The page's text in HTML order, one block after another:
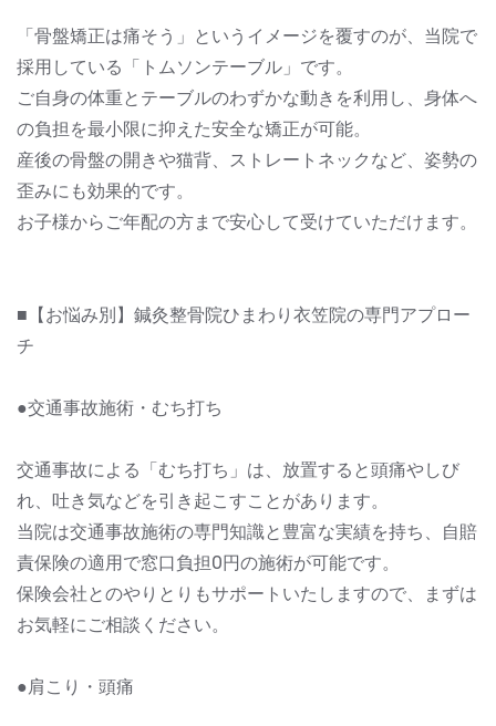
「骨盤矯正は痛そう」というイメージを覆すのが、当院で
採用している「トムソンテーブル」です。
ご自身の体重とテーブルのわずかな動きを利用し、身体へ
の負担を最小限に抑えた安全な矯正が可能。
産後の骨盤の開きや猫背、ストレートネックなど、姿勢の
歪みにも効果的です。
お子様からご年配の方まで安心して受けていただけます。
■【お悩み別】鍼灸整骨院ひまわり衣笠院の専門アプロー
チ
●交通事故施術・むち打ち
交通事故による「むち打ち」は、放置すると頭痛やしび
れ、吐き気などを引き起こすことがあります。
当院は交通事故施術の専門知識と豊富な実績を持ち、自賠
責保険の適用で窓口負担0円の施術が可能です。
保険会社とのやりとりもサポートいたしますので、まずは
お気軽にご相談ください。
●肩こり・頭痛